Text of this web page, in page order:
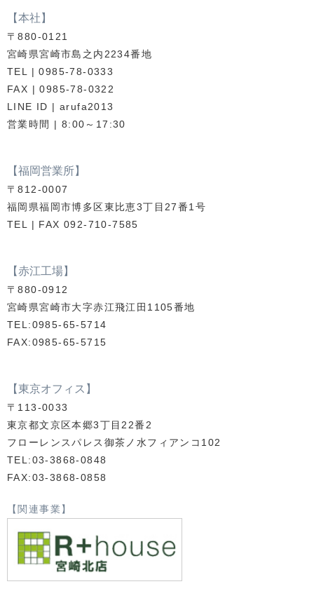
【本社】
〒880-0121
宮崎県宮崎市島之内2234番地
TEL | 0985-78-0333
FAX | 0985-78-0322
LINE ID | arufa2013
営業時間 | 8:00～17:30
【福岡営業所】
〒812-0007
福岡県福岡市博多区東比恵3丁目27番1号
TEL | FAX 092-710-7585
【赤江工場】
〒880-0912
宮崎県宮崎市大字赤江飛江田1105番地
TEL:0985-65-5714
FAX:0985-65-5715
【東京オフィス】
〒113-0033
東京都文京区本郷3丁目22番2
フローレンスパレス御茶ノ水フィアンコ102
TEL:03-3868-0848
FAX:03-3868-0858
【関連事業】